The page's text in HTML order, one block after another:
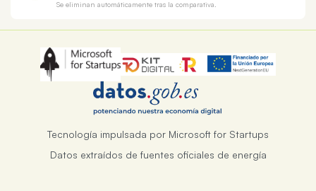
Se eliminan automáticamente tras la comparativa.
Tecnología impulsada por Microsoft for Startups
Datos extraídos de fuentes oficiales de energía